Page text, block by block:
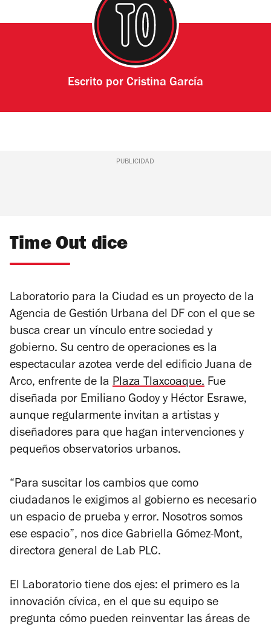
Escrito por Cristina García
PUBLICIDAD
Time Out dice
Laboratorio para la Ciudad es un proyecto de la
Agencia de Gestión Urbana del DF con el que se
busca crear un vínculo entre sociedad y
gobierno. Su centro de operaciones es la
espectacular azotea verde del edificio Juana de
Arco, enfrente de la Plaza Tlaxcoaque. Fue
diseñada por Emiliano Godoy y Héctor Esrawe,
aunque regularmente invitan a artistas y
diseñadores para que hagan intervenciones y
pequeños observatorios urbanos.
“Para suscitar los cambios que como
ciudadanos le exigimos al gobierno es necesario
un espacio de prueba y error. Nosotros somos
ese espacio”, nos dice Gabriella Gómez-Mont,
directora general de Lab PLC.
El Laboratorio tiene dos ejes: el primero es la
innovación cívica, en el que su equipo se
pregunta cómo pueden reinventar las áreas de